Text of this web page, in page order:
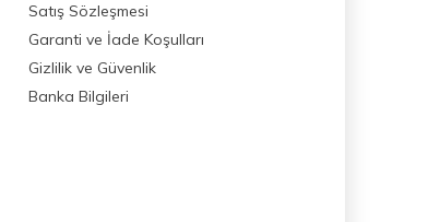
Satış Sözleşmesi
Garanti ve İade Koşulları
Gizlilik ve Güvenlik
Banka Bilgileri